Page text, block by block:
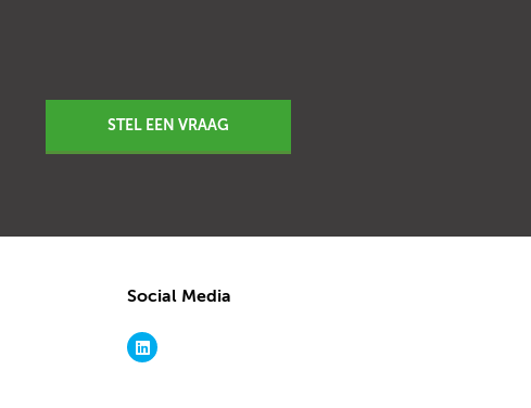
STEL EEN VRAAG
Social Media